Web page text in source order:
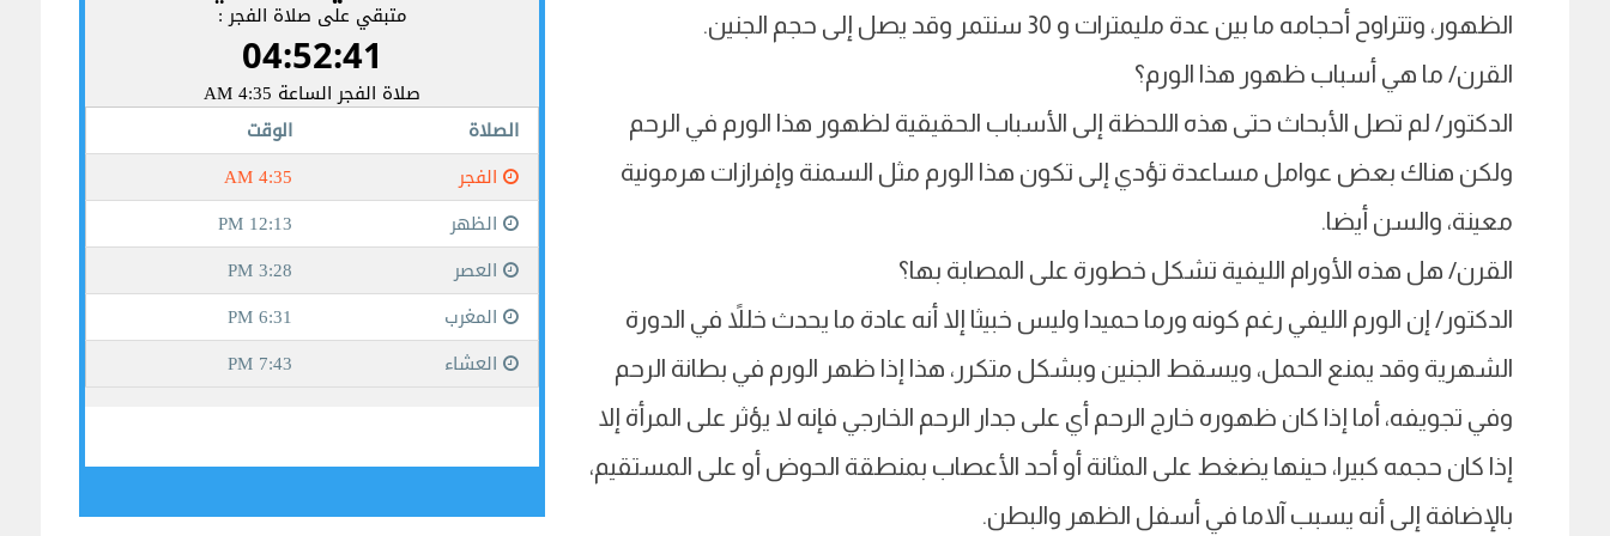
الظهور، وتتراوح أحجامه ما بين عدة مليمترات و 30 سنتمر وقد يصل إلى حجم الجنين.
القرن/ ما هي أسباب ظهور هذا الورم؟
الدكتور/ لم تصل الأبحاث حتى هذه اللحظة إلى الأسباب الحقيقية لظهور هذا الورم في الرحم
ولكن هناك بعض عوامل مساعدة تؤدي إلى تكون هذا الورم مثل السمنة وإفرازات هرمونية
معينة، والسن أيضا.
القرن/ هل هذه الأورام الليفية تشكل خطورة على المصابة بها؟
الدكتور/ إن الورم الليفي رغم كونه ورما حميدا وليس خبيثا إلا أنه عادة ما يحدث خللاً في الدورة
الشهرية وقد يمنع الحمل، ويسقط الجنين وبشكل متكرر، هذا إذا ظهر الورم في بطانة الرحم
وفي تجويفه، أما إذا كان ظهوره خارج الرحم أي على جدار الرحم الخارجي فإنه لا يؤثر على المرأة إلا
إذا كان حجمه كبيرا، حينها يضغط على المثانة أو أحد الأعصاب بمنطقة الحوض أو على المستقيم،
بالإضافة إلى أنه يسبب آلاما في أسفل الظهر والبطن.